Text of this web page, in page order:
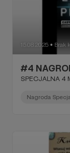
15.08.2025 ● Brak
#4
SPECJALNA 4
Nagroda